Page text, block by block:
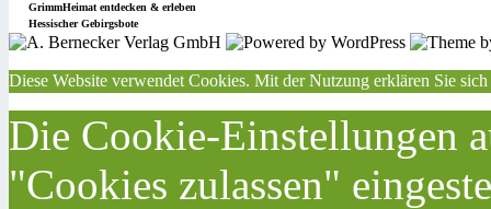
GrimmHeimat entdecken & erleben
Hessischer Gebirgsbote
Diese Website verwendet Cookies. Mit der Nutzung erklären Sie
Die Cookie-Einstellungen
"Cookies zulassen"